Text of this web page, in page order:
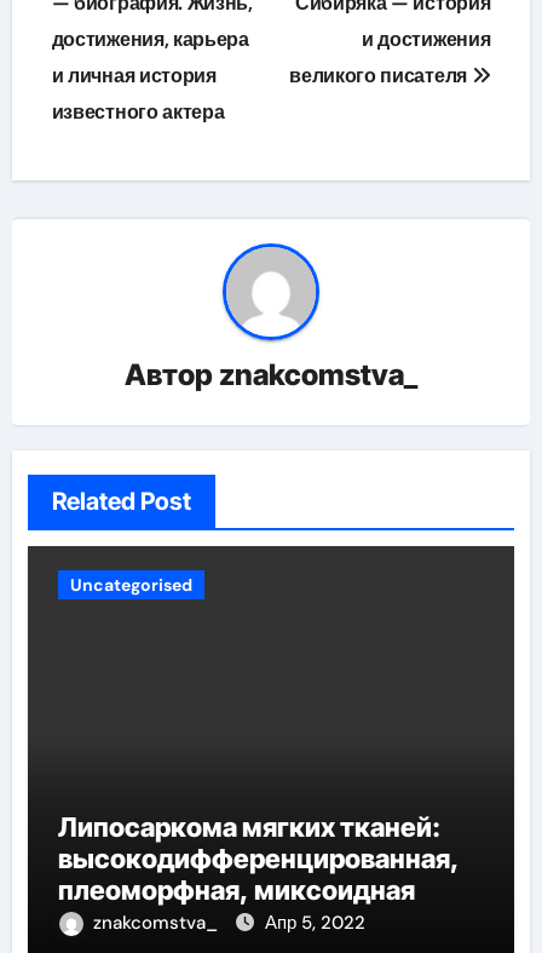
записям
достижения, карьера
и личная история
известного актера
и достижения
великого писателя
Автор znakcomstva_
Related Post
Uncategorised
Липосаркома мягких тканей:
высокодифференцированная,
плеоморфная, миксоидная
znakcomstva_ Апр 5, 2022